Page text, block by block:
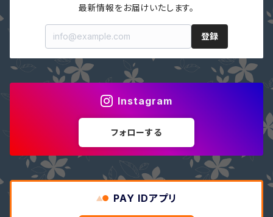
最新情報をお届けいたします。
登録
Instagram
フォローする
PAY IDアプリ